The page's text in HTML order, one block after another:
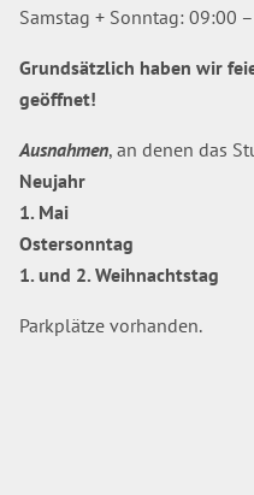
Samstag + Sonntag: 09:00
Grundsätzlich haben wir
geöffnet!
Ausnahmen, an denen das
Neujahr
1. Mai
Ostersonntag
1. und 2. Weihnachtstag
Parkplätze vorhanden.